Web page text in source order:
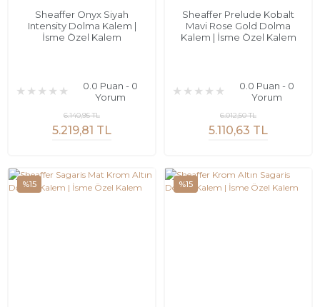
Sheaffer Onyx Siyah
Intensity Dolma Kalem |
İsme Özel Kalem
0.0 Puan - 0
Yorum
5.219,81 TL
6.140,95 TL
Sheaffer Prelude Kobalt
Mavi Rose Gold Dolma
Kalem | İsme Özel Kalem
0.0 Puan - 0
Yorum
5.110,63 TL
6.012,50 TL
%15 %15